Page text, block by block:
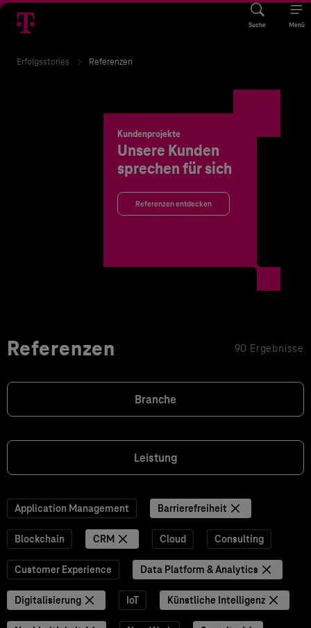
Suche Menü
Erfolgsstories Referenzen
Kundenprojekte
Unsere Kunden
sprechen für sich
Referenzen entdecken
Referenzen 90 Ergebnisse
Branche
Leistung
Application Management Barrierefreiheit
Blockchain CRM Cloud Consulting
Customer Experience Data Platform & Analytics
Digitalisierung IoT Künstliche Intelligenz